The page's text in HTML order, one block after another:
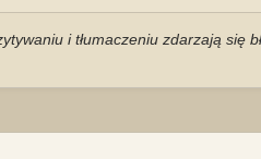
i tłumaczeniu zdarzają się